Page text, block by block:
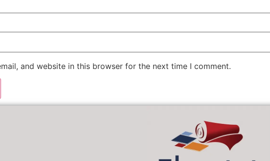
and website in this browser for the next time I comment.